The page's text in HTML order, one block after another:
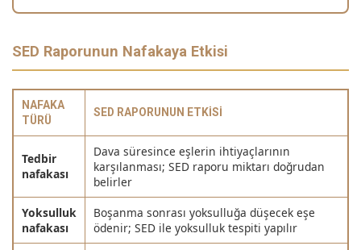
SED Raporunun Nafakaya Etkisi
NAFAKA
TÜRÜ
SED RAPORUNUN ETKISI
Tedbir
nafakası
Dava süresince eşlerin ihtiyaçlarının
karşılanması; SED raporu miktarı doğrudan
belirler
Yoksulluk
nafakası
Boşanma sonrası yoksulluğa düşecek eşe
ödenir; SED ile yoksulluk tespiti yapılır